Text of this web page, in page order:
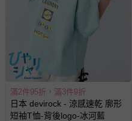
滿2件95折，滿3件9折
日本 devirock - 涼感速乾 廓形
短袖T恤-背後logo-冰河藍